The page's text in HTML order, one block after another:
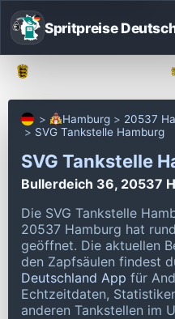
Spritpreise
Hamburg
20537
SVG Tankstelle Hamburg
SVG Tankstelle
Bullerdeich 36, 20537
Die SVG Tankstelle
20537 Hamburg hat
geöffnet. Die aktuellen
den Zapfsäulen findest
Deutschland App für
Echtzeitdaten,
anderen Tankstellen im